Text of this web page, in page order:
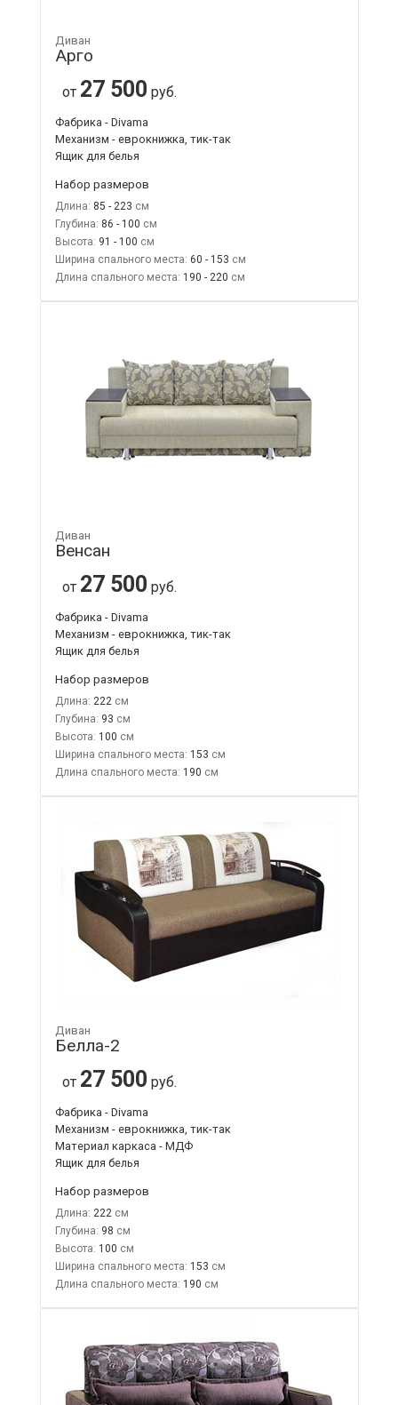
Диван
Арго
от 27 500 руб.
Фабрика - Divama
Механизм - еврокнижка, тик-так
Ящик для белья
Набор размеров
Длина: 85 - 223
Глубина: 86 - 100
Высота: 91 - 100
Ширина спального места: 60 - 153
Длина спального места: 190 - 220
Диван
Венсан
от 27 500 руб.
Фабрика - Divama
Механизм - еврокнижка, тик-так
Ящик для белья
Набор размеров
Длина: 222
Глубина: 93
Высота: 100
Ширина спального места: 153
Длина спального места: 190
Диван
Белла-2
от 27 500 руб.
Фабрика - Divama
Механизм - еврокнижка, тик-так
Материал каркаса - МДФ
Ящик для белья
Набор размеров
Длина: 222
Глубина: 98
Высота: 100
Ширина спального места: 153
Длина спального места: 190